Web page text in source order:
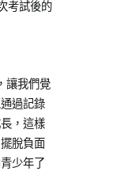
考試後的
讓我們覺
過記錄
，這樣
脫負面
少年了